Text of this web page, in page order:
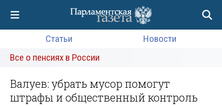
Статьи
Новости
Все о пенсиях в России
Валуев: убрать мусор помогут
штрафы и общественный контроль